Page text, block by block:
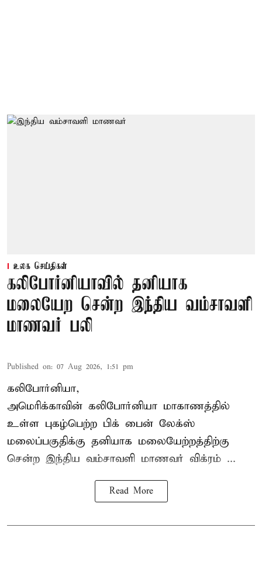
உலக செய்திகள்
கலிபோர்னியாவில் தனியாக
மலையேற சென்ற இந்திய வம்சாவளி
மாணவர் பலி
Published on: 07 Aug 2026, 1:51 pm
கலிபோர்னியா,
அமெரிக்காவின் கலிபோர்னியா மாகாணத்தில்
உள்ள புகழ்பெற்ற பிக் பைன் லேக்ஸ்
மலைப்பகுதிக்கு தனியாக மலையேற்றத்திற்கு
சென்ற இந்திய வம்சாவளி மாணவர் விக்ரம் ...
Read More